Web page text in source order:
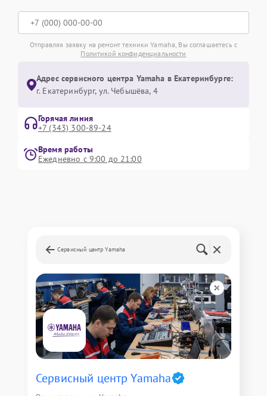
Отправляя заявку на ремонт техники Yamaha, Вы соглашаетесь с
Политикой конфиденциальности
Адрес сервисного центра Yamaha в Екатеринбурге:
г. Екатеринбург, ул. Чебышёва, 4
Горячая линия
+7 (343) 300-89-24
Время работы
Ежедневно с 9:00 до 21:00
Сервисный центр Yamaha
Сервисный центр Yamaha